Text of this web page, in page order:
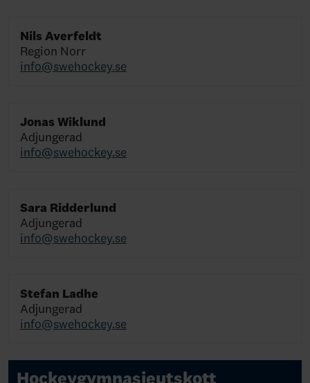
Nils Averfeldt
Region Norr
info@swehockey.se
Jonas Wiklund
Adjungerad
info@swehockey.se
Sara Ridderlund
Adjungerad
info@swehockey.se
Stefan Ladhe
Adjungerad
info@swehockey.se
Hockeygymnasieutskott